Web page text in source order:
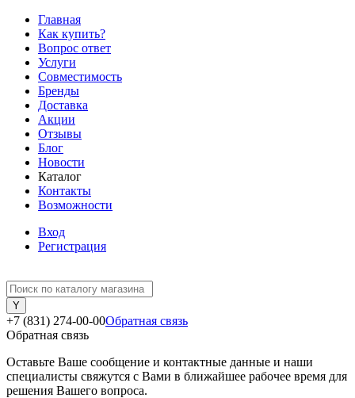
Главная
Как купить?
Вопрос ответ
Услуги
Совместимость
Бренды
Доставка
Акции
Отзывы
Блог
Новости
Каталог
Контакты
Возможности
Вход
Регистрация
+7 (831) 274-00-00Обратная связь
Обратная связь
Оставьте Ваше сообщение и контактные данные и наши
специалисты свяжутся с Вами в ближайшее рабочее время для
решения Вашего вопроса.